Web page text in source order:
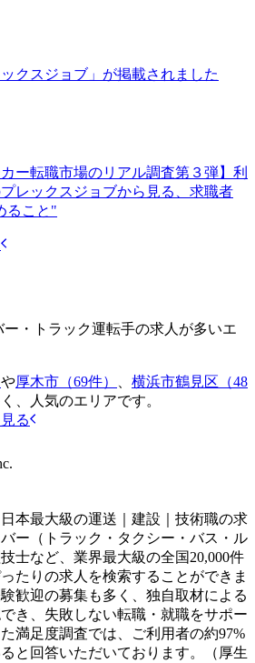
クスジョブ」が掲載されました
ー転職市場のリアル調査第３弾】利
レックスジョブから見る、求職者
ること"
・トラック運転手の求人が多いエ
や厚木市（69件）
横浜市鶴見区（48
、人気のエリアです。
る
本最大級の運送｜建設｜技術職の求
ー（トラック・タクシー・バス・ル
士など、業界最大級の全国20,000件
たりの求人を検索することができま
歓迎の募集も多く、独自取材による
き、失敗しない転職・就職をサポー
満足度調査では、ご利用者の約97%
と回答いただいております。（厚生